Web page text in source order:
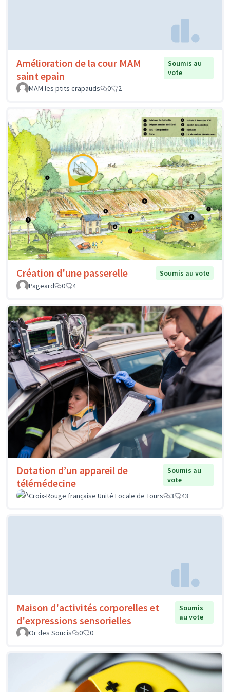
Amélioration de la cour MAM
saint epain
Soumis au
vote
MAM les ptits crapauds
0 2
Création d'une passerelle
Soumis au vote
Pageard
0 4
Dotation d’un appareil de
télémédecine
Soumis au
vote
Croix-Rouge française Unité Locale de Tours
3 43
Maison d'activités corporelles et
d'expressions sensorielles
Soumis
au vote
Or des Soucis
0 0